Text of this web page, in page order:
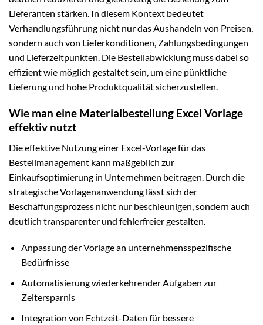
Lieferanten stärken. In diesem Kontext bedeutet
Verhandlungsführung nicht nur das Aushandeln von Preisen,
sondern auch von Lieferkonditionen, Zahlungsbedingungen
und Lieferzeitpunkten. Die Bestellabwicklung muss dabei so
effizient wie möglich gestaltet sein, um eine pünktliche
Lieferung und hohe Produktqualität sicherzustellen.
Wie man eine Materialbestellung Excel Vorlage
effektiv nutzt
Die effektive Nutzung einer Excel-Vorlage für das
Bestellmanagement kann maßgeblich zur
Einkaufsoptimierung in Unternehmen beitragen. Durch die
strategische Vorlagenanwendung lässt sich der
Beschaffungsprozess nicht nur beschleunigen, sondern auch
deutlich transparenter und fehlerfreier gestalten.
Anpassung der Vorlage an unternehmensspezifische
Bedürfnisse
Automatisierung wiederkehrender Aufgaben zur
Zeitersparnis
Integration von Echtzeit-Daten für bessere